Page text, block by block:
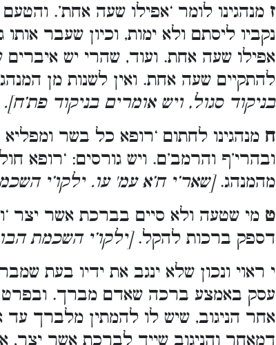
ז מנהגינו לומר ‘אפילו שעה אחת’.
נקביו ליסתם ולא ימות, וכיון שעבר
אפילו שעה אחת. ועוד, שהרי יש
להתקיים שעה אחת. ואין לשנות מן המנהג
בניקוד סגול, ויש אומרים בניקוד
ח מנהגינו לחתום ‘רופא כל בשר
ובהרי’ף והרמב’ם. ויש גורסים: ‘רופא
מהמנהג.[שאר’י ח’א עמ' עו. ילקו’י
ט מי שטעה ולא סיים בברכת אשר יצר
דספק ברכות להקל.[ילקו’י השכמת
י ראוי ונכון שלא ינגב את ידיו בעת
עסק באמצע ברכה שאדם מברך. ובפרט
אחר הניגוב, שיש לו להמתין מלברך עד